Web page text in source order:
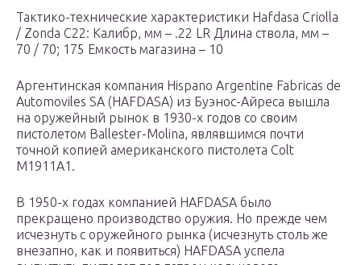
Тактико-технические характеристики Hafdasa Criolla
/ Zonda C22: Калибр, мм – .22 LR Длина ствола, мм –
70 / 70; 175 Емкость магазина – 10
Аргентинская компания Hispano Argentine Fabricas de
Automoviles SA (HAFDASA) из Буэнос-Айреса вышла
на оружейный рынок в 1930-х годов со своим
пистолетом Ballester-Molina, являвшимся почти
точной копией американского пистолета Colt
M1911A1.
В 1950-х годах компанией HAFDASA было
прекращено производство оружия. Но прежде чем
исчезнуть с оружейного рынка (исчезнуть столь же
внезапно, как и появиться) HAFDASA успела